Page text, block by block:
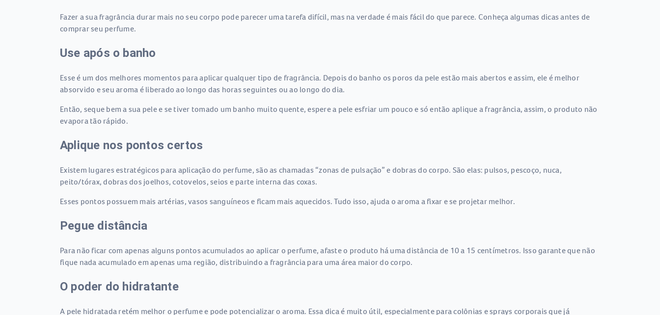
Fazer a sua fragrância durar mais no seu corpo pode parecer uma tarefa difícil, mas na verdade é mais fácil do que parece. Conheça algumas dicas antes de
comprar seu perfume.
Use após o banho
Esse é um dos melhores momentos para aplicar qualquer tipo de fragrância. Depois do banho os poros da pele estão mais abertos e assim, ele é melhor
absorvido e seu aroma é liberado ao longo das horas seguintes ou ao longo do dia.
Então, seque bem a sua pele e se tiver tomado um banho muito quente, espere a pele esfriar um pouco e só então aplique a fragrância, assim, o produto não
evapora tão rápido.
Aplique nos pontos certos
Existem lugares estratégicos para aplicação do perfume, são as chamadas “zonas de pulsação” e dobras do corpo. São elas: pulsos, pescoço, nuca,
peito/tórax, dobras dos joelhos, cotovelos, seios e parte interna das coxas.
Esses pontos possuem mais artérias, vasos sanguíneos e ficam mais aquecidos. Tudo isso, ajuda o aroma a fixar e se projetar melhor.
Pegue distância
Para não ficar com apenas alguns pontos acumulados ao aplicar o perfume, afaste o produto há uma distância de 10 a 15 centímetros. Isso garante que não
fique nada acumulado em apenas uma região, distribuindo a fragrância para uma área maior do corpo.
O poder do hidratante
A pele hidratada retém melhor o perfume e pode potencializar o aroma. Essa dica é muito útil, especialmente para colônias e sprays corporais que já